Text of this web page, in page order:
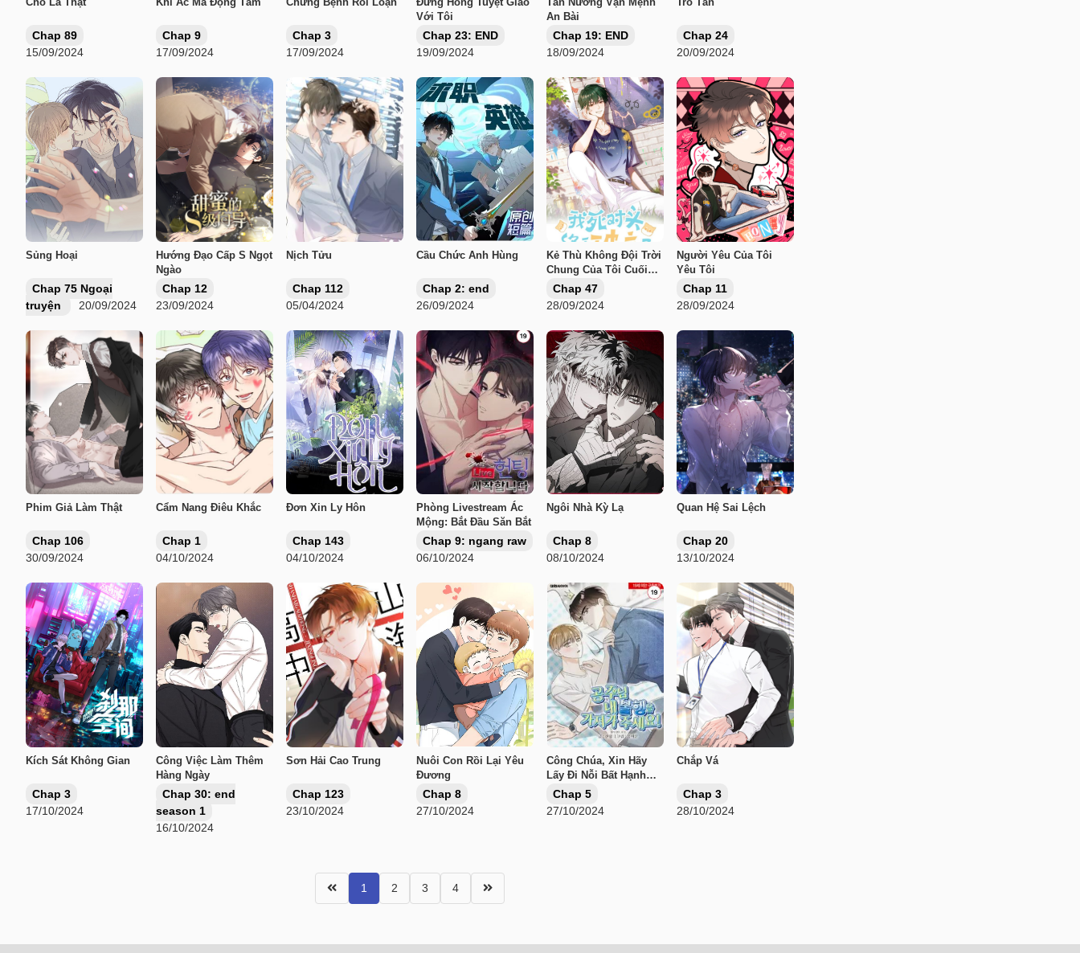
Chap 89
15/09/2024
Chap 9
17/09/2024
Chap 3
17/09/2024
Với Tôi
Chap 23: END
19/09/2024
An Bài
Chap 19: END
18/09/2024
Chap 24
20/09/2024
Sủng Hoại
Chap 75 Ngoại
truyện
20/09/2024
Hướng Đạo Cấp S Ngọt
Ngào
Chap 12
23/09/2024
Nịch Tửu
Chap 112
05/04/2024
Cầu Chức Anh Hùng
Chap 2: end
26/09/2024
Kẻ Thù Không Đội Trời
Chung Của Tôi Cuối
Cùng Cũng Phá Sản
Chap 47
28/09/2024
Người Yêu Của Tôi
Yêu Tôi
Chap 11
28/09/2024
Phim Giả Làm Thật
Chap 106
30/09/2024
Cẩm Nang Điêu Khắc
Chap 1
04/10/2024
Đơn Xin Ly Hôn
Chap 143
04/10/2024
Phòng Livestream Ác
Mộng: Bắt Đầu Săn Bắt
Chap 9: ngang raw
06/10/2024
Ngôi Nhà Kỳ Lạ
Chap 8
08/10/2024
Quan Hệ Sai Lệch
Chap 20
13/10/2024
Kích Sát Không Gian
Chap 3
17/10/2024
Công Việc Làm Thêm
Hàng Ngày
Chap 30: end
season 1
16/10/2024
Sơn Hải Cao Trung
Chap 123
23/10/2024
Nuôi Con Rồi Lại Yêu
Đương
Chap 8
27/10/2024
Công Chúa, Xin Hãy
Lấy Đi Nỗi Bất Hạnh
Của Tôi
Chap 5
27/10/2024
Chắp Vá
Chap 3
28/10/2024
1 2 3 4